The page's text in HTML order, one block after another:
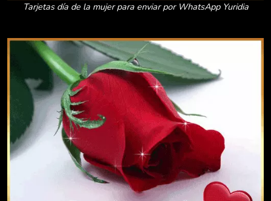
Tarjetas día de la mujer para enviar por WhatsApp Yuridia